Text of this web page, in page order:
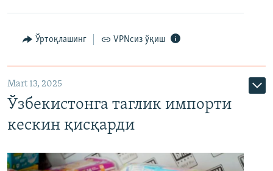
Ўртоқлашинг VPNсиз ўқиш
Mart 13, 2025
Ўзбекистонга таглик импорти
кескин қисқарди